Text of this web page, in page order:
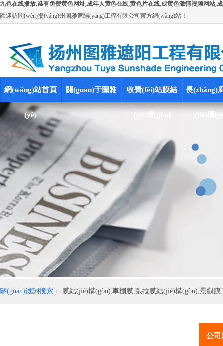
九色在线播放,谁有免费黄色网址,成年人黄色在线,黄色片在线,成黄色激情视频网站,
歡迎訪問(wèn)揚(yáng)州圖雅遮陽(yáng)工程有限公司官方網(wǎng)站！
網(wǎng)站首頁
(yè)
關(guān)于圖雅 收費(fèi)站膜結
(jié)構(gòu)
長(zhǎng)
關(guān)鍵詞搜索： 膜結(jié)構(gòu),車棚膜,張拉膜結(jié)構(gòu),景觀膜
公司